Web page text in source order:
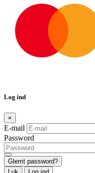
Log ind
×
E-mail
Password
Glemt password?